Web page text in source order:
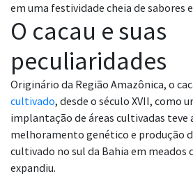
em uma festividade cheia de sabores
O cacau e suas
peculiaridades
Originário da Região Amazônica, o
cultivado, desde o século XVII, como
implantação de áreas cultivadas teve
melhoramento genético e produção
cultivado no sul da Bahia em meados
expandiu.